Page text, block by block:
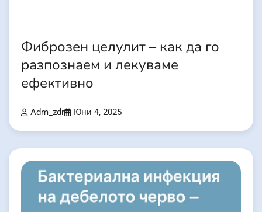
Фиброзен целулит – как да го
разпознаем и лекуваме
ефективно
Adm_zdr Юни 4, 2025